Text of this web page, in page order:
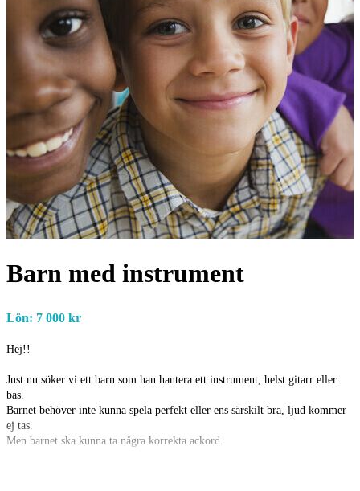
Barn med instrument
Lön: 7 000 kr
Hej!!
Just nu söker vi ett barn som han hantera ett instrument, helst gitarr eller
bas.
Barnet behöver inte kunna spela perfekt eller ens särskilt bra, ljud kommer
ej tas.
Men barnet ska kunna ta några korrekta ackord.